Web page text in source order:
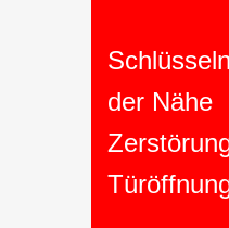
der Nähe